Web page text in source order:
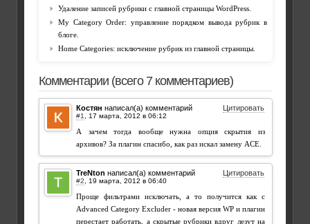
Удаление записей рубрики с главной страницы WordPress.
My Category Order: управление порядком вывода рубрик в
блоге.
Home Categories: исключение рубрик из главной страницы.
Комментарии (всего 7 комментариев)
Костян написал(а) комментарий Цитировать
#1
А зачем тогда вообще нужна опция скрытия из
архивов? За плагин спасибо, как раз искал замену ACE.
TreNton написал(а) комментарий Цитировать
#2
Проще фильтрами исключать, а то получится как с
Advanced Category Excluder - новая версия WP и плагин
перестает работать, а скрытые рубрики вдруг лезут на